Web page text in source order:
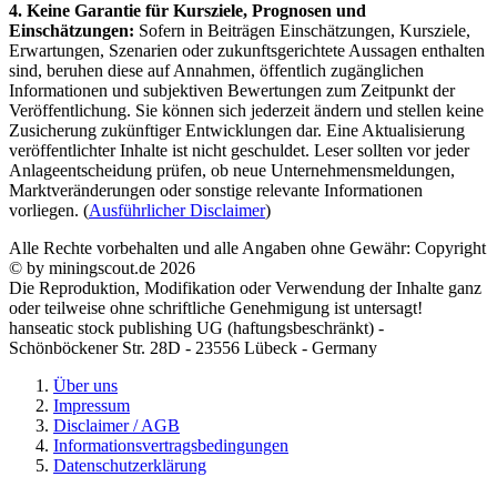
4. Keine Garantie für Kursziele, Prognosen und
Einschätzungen: Sofern in Beiträgen Einschätzungen, Kursziele,
Erwartungen, Szenarien oder zukunftsgerichtete Aussagen enthalten
sind, beruhen diese auf Annahmen, öffentlich zugänglichen
Informationen und subjektiven Bewertungen zum Zeitpunkt der
Veröffentlichung. Sie können sich jederzeit ändern und stellen keine
Zusicherung zukünftiger Entwicklungen dar. Eine Aktualisierung
veröffentlichter Inhalte ist nicht geschuldet. Leser sollten vor jeder
Anlageentscheidung prüfen, ob neue Unternehmensmeldungen,
Marktveränderungen oder sonstige relevante Informationen
vorliegen. (Ausführlicher Disclaimer)
Alle Rechte vorbehalten und alle Angaben ohne Gewähr: Copyright
© by miningscout.de 2026
Die Reproduktion, Modifikation oder Verwendung der Inhalte ganz
oder teilweise ohne schriftliche Genehmigung ist untersagt!
hanseatic stock publishing UG (haftungsbeschränkt) -
Schönböckener Str. 28D - 23556 Lübeck - Germany
Über uns
Impressum
Disclaimer / AGB
Informationsvertragsbedingungen
Datenschutzerklärung